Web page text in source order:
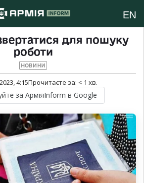
EN
для пошуку
роботи
НОВИНИ
4:15Прочитаєте за: < 1 хв.
за АрміяInform в Google